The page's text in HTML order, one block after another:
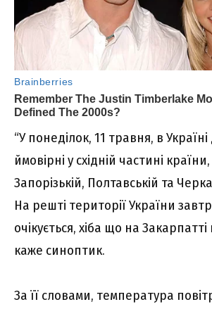
“У понеділок, 11 травня, в
ймовірні у східній частині країни,
Запорізькій, Полтавській та
На решті території України
очікується, хіба що на
каже синоптик.
За її словами, температура